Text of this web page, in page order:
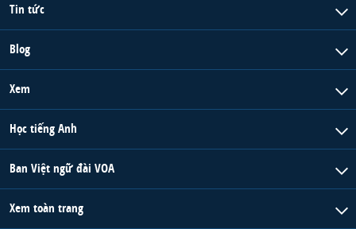
Tin tức
Blog
Xem
Học tiếng Anh
Ban Việt ngữ đài VOA
Xem toàn trang